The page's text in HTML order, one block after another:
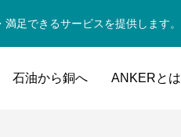
足できるサービスを提供します。
石油から銅へ ANKERとは